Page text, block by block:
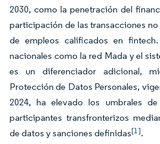
2030, como la penetración del
participación de las transacciones
de empleos calificados en
nacionales como la red Mada y el
es un diferenciador adicional,
Protección de Datos Personales,
2024, ha elevado los umbrales
participantes transfronterizos
de datos y sanciones definidas[1].